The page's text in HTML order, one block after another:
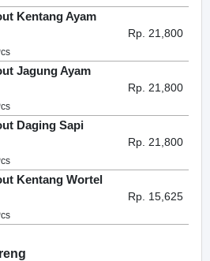
Kentang Ayam
Rp. 21,800
Jagung Ayam
Rp. 21,800
Daging Sapi
Rp. 21,800
Kentang Wortel
Rp. 15,625